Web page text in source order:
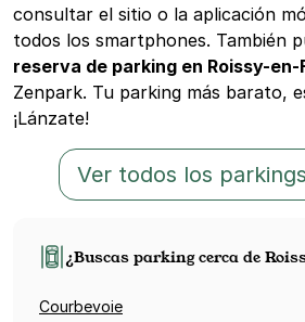
consultar el sitio o la aplicación
todos los smartphones. También
reserva de parking en Roissy-en-
Zenpark. Tu parking más barato,
¡Lánzate!
Ver todos los
¿Buscas parking cerca de
Courbevoie